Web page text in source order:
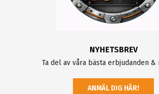
NYHETSBREV
Ta del av våra bästa erbjudanden &
ANMÄL DIG HÄR!